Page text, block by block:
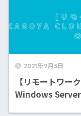
2021年9月3日
【リモートワー
Windows